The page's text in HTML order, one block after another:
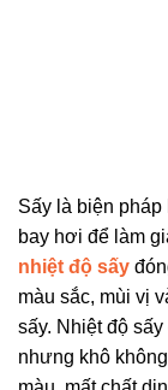
Sấy là biện
bay hơi để làm
nhiệt độ sấy
màu sắc, mùi vị
sấy. Nhiệt độ
nhưng khô